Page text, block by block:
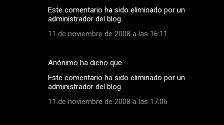
Este comentario ha sido eliminado por un
administrador del blog.
11 de noviembre de 2008 a las 16:11
Anónimo ha dicho que…
Este comentario ha sido eliminado por un
administrador del blog.
11 de noviembre de 2008 a las 17:06